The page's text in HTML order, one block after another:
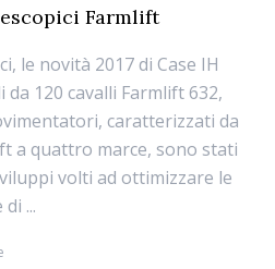
Farmlift
le novità 2017 di Case IH
120 cavalli Farmlift 632,
caratterizzati da
a quattro marce, sono stati
volti ad ottimizzare le
...